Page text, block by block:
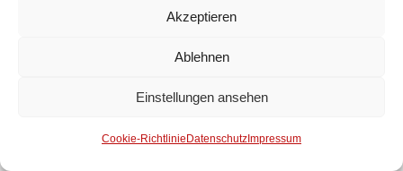
Akzeptieren
Ablehnen
Einstellungen ansehen
Cookie-Richtlinie Datenschutz Impressum